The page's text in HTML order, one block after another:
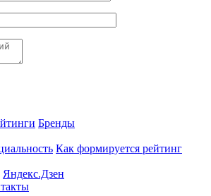
Бренды
Как формируется рейтинг
Яндекс.Дзен